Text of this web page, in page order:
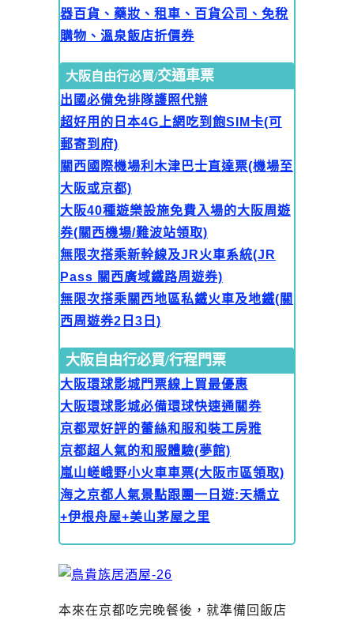
器百貨、藥妝、租車、百貨公司、免稅
購物、溫泉飯店折價券
大阪自由行必買/交通車票
出國必備免排隊護照代辦
超好用的日本4G上網吃到飽SIM卡(可
郵寄到府)
關西國際機場利木津巴士直達票(機場至
大阪或京都)
大阪40種遊樂設施免費入場的大阪周遊
券(關西機場/難波站領取)
無限次搭乘新幹線及JR火車系統(JR
Pass 關西廣域鐵路周遊券)
無限次搭乘關西地區私鐵火車及地鐵(關
西周遊券2日3日)
大阪自由行必買/行程門票
大阪環球影城門票線上買最優惠
大阪環球影城必備環球快速通關券
京都眾好評的蕾絲和服和裝工房雅
京都超人氣的和服體驗(夢館)
嵐山嵯峨野小火車車票(大阪市區領取)
海之京都人氣景點跟團一日遊:天橋立
+伊根舟屋+美山茅屋之里
本來在京都吃完晚餐後，就準備回飯店